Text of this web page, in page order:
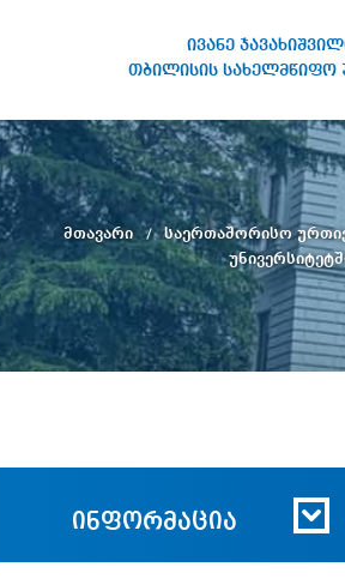
ივანე
თბილისის სახელმწიფო
თბილისის
უნივერსიტეტი
მთავარი საერთაშორისო
ინფორმაცია